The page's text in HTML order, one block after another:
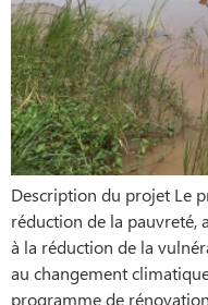
Description du projet Le
réduction de la pauvreté,
à la réduction de la
au changement
programme de